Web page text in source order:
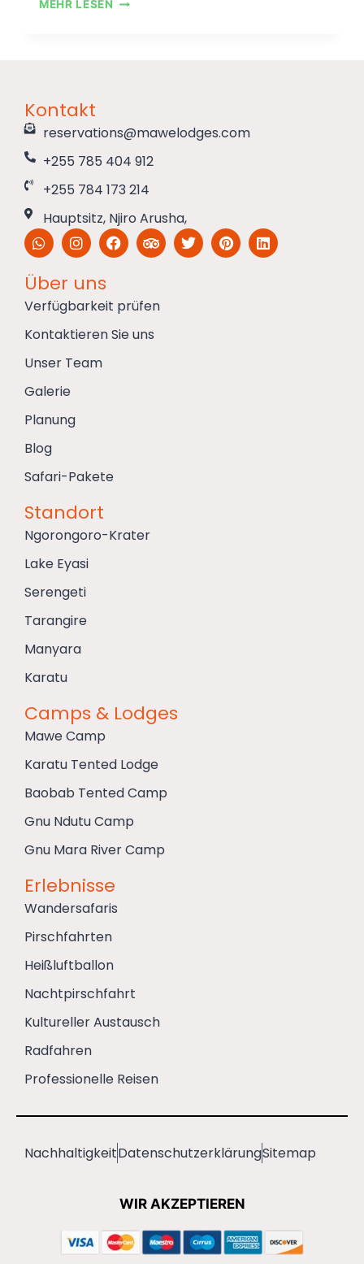
MEHR LESEN
Kontakt
reservations@mawelodges.com
+255 785 404 912
+255 784 173 214
Hauptsitz, Njiro Arusha,
Über uns
Verfügbarkeit prüfen
Kontaktieren Sie uns
Unser Team
Galerie
Planung
Blog
Safari-Pakete
Standort
Ngorongoro-Krater
Lake Eyasi
Serengeti
Tarangire
Manyara
Karatu
Camps & Lodges
Mawe Camp
Karatu Tented Lodge
Baobab Tented Camp
Gnu Ndutu Camp
Gnu Mara River Camp
Erlebnisse
Wandersafaris
Pirschfahrten
Heißluftballon
Nachtpirschfahrt
Kultureller Austausch
Radfahren
Professionelle Reisen
NachhaltigkeitDatenschutzerklärungSitemap
WIR AKZEPTIEREN